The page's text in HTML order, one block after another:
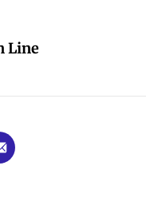
Line